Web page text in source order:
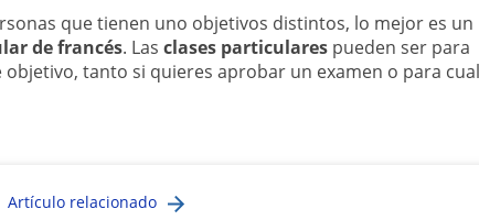
que tienen uno objetivos distintos, lo mejor es un
de francés. Lasclases particulares pueden ser para
tanto si quieres aprobar un examen o para
Artículo relacionado